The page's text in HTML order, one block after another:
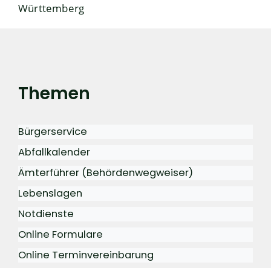
Württemberg
Themen
Bürgerservice
Abfallkalender
Ämterführer (Behördenwegweiser)
Lebenslagen
Notdienste
Online Formulare
Online Terminvereinbarung